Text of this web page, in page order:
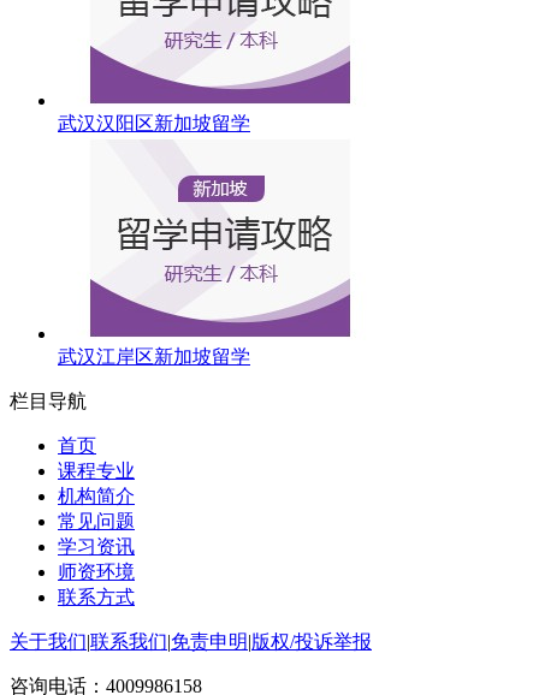
武汉汉阳区新加坡留学
武汉江岸区新加坡留学
栏目导航
首页
课程专业
机构简介
常见问题
学习资讯
师资环境
联系方式
关于我们|联系我们|免责申明|版权/投诉举报
咨询电话： 4009986158